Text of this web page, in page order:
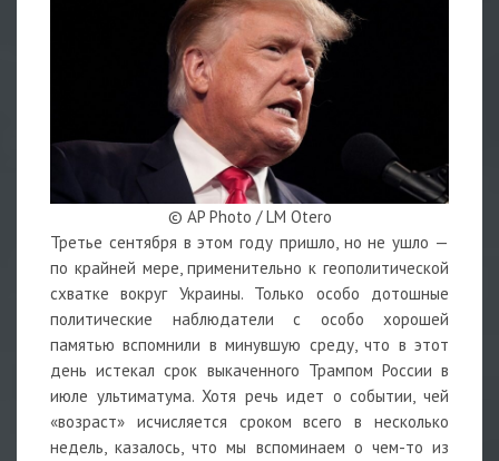
© AP Photo / LM Otero
Третье сентября в этом году пришло, но не ушло —
по крайней мере, применительно к геополитической
схватке вокруг Украины. Только особо дотошные
политические наблюдатели с особо хорошей
памятью вспомнили в минувшую среду, что в этот
день истекал срок выкаченного Трампом России в
июле ультиматума. Хотя речь идет о событии, чей
«возраст» исчисляется сроком всего в несколько
недель, казалось, что мы вспоминаем о чем-то из